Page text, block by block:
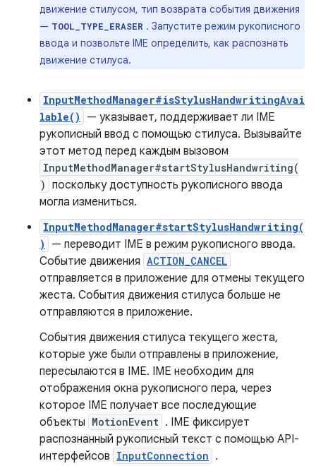
движение стилусом, тип возврата события движения
— TOOL_TYPE_ERASER . Запустите режим рукописного
ввода и позвольте IME определить, как распознать
движение стилуса.
InputMethodManager#isStylusHandwritingAvai
lable()
— указывает, поддерживает ли IME
рукописный ввод с помощью стилуса. Вызывайте
этот метод перед каждым вызовом
InputMethodManager#startStylusHandwriting(
) поскольку доступность рукописного ввода
могла измениться.
InputMethodManager#startStylusHandwriting(
)
— переводит IME в режим рукописного ввода.
Событие движения ACTION_CANCEL
отправляется в приложение для отмены текущего
жеста. События движения стилуса больше не
отправляются в приложение.
События движения стилуса текущего жеста,
которые уже были отправлены в приложение,
пересылаются в IME. IME необходим для
отображения окна рукописного пера, через
которое IME получает все последующие
объекты MotionEvent . IME фиксирует
распознанный рукописный текст с помощью API-
интерфейсов InputConnection .